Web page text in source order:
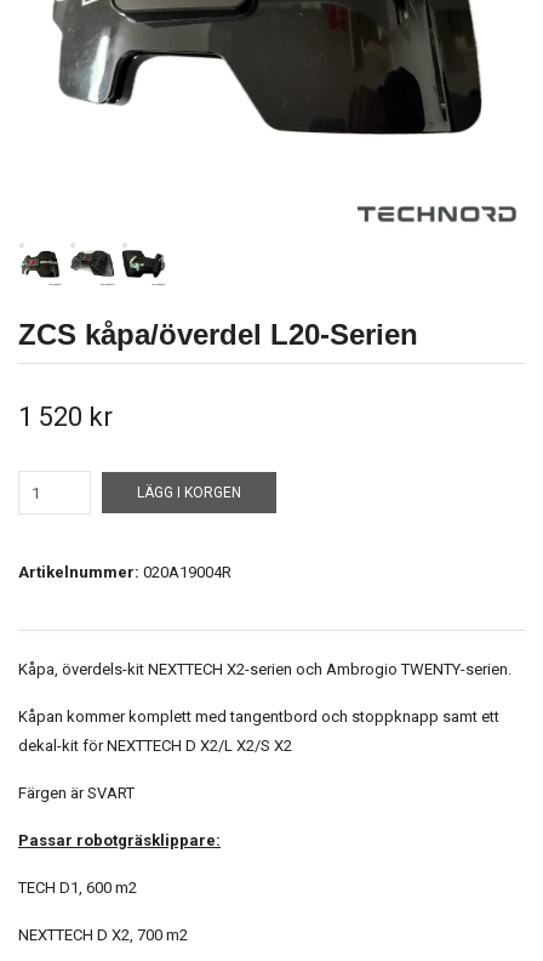
ZCS kåpa/överdel L20-Serien
1 520 kr
LÄGG I KORGEN
Artikelnummer: 020A19004R
Kåpa, överdels-kit NEXTTECH X2-serien och Ambrogio TWENTY-serien.
Kåpan kommer komplett med tangentbord och stoppknapp samt ett
dekal-kit för NEXTTECH D X2/L X2/S X2
Färgen är SVART
Passar robotgräsklippare:
TECH D1, 600 m2
NEXTTECH D X2, 700 m2